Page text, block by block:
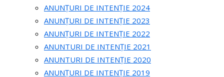
ANUNȚURI DE INTENȚIE 2024
ANUNȚURI DE INTENȚIE 2023
ANUNȚURI DE INTENȚIE 2022
ANUNTURI DE INTENȚIE 2021
ANUNTURI DE INTENȚIE 2020
ANUNȚURI DE INTENȚIE 2019